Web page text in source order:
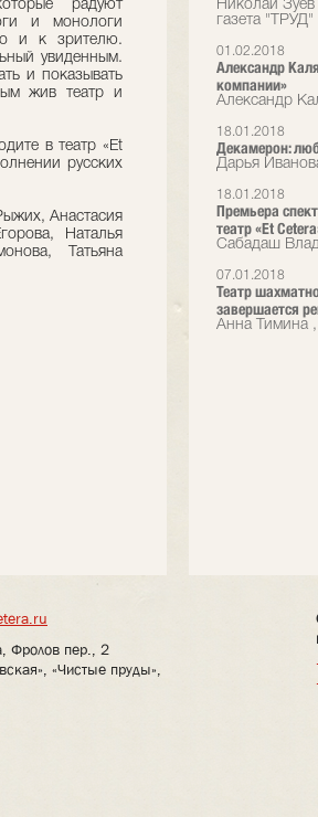
Николай
газета "ТРУД"
01.02.2018
Александр
компании»
Александр
18.01.2018
Декамерон:
Дарья
18.01.2018
Премьера
театр «Et
Сабадаш
07.01.2018
Театр
завершается
Анна Тимина ,
радуют
и монологи
и к зрителю.
увиденным.
и показывать
жив театр и
в театр «Et
русских
Анастасия
Наталья
Татьяна
Фролов пер., 2
«Чистые пруды»,